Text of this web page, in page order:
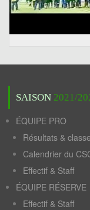
SAISON 2021/
ÉQUIPE PRO
Résultats &
Calendrier du
Effectif & Staff
ÉQUIPE RÉSERVE
Effectif & Staff